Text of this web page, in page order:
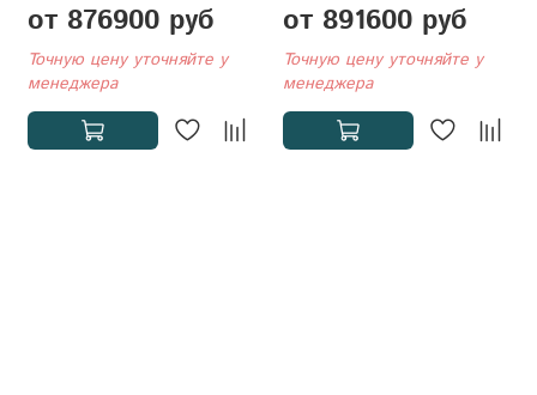
от 876900 руб
Точную цену уточняйте у
менеджера
от 891600 руб
Точную цену уточняйте у
менеджера